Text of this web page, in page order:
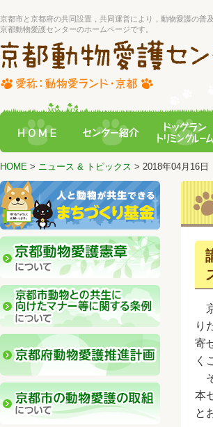
京都市と京都府の共同設置，共同運営により，動物愛護の普
京都動物愛護センターのホームページです。
HOME > ニュース & トピックス > 2018年04月16日
り
寄
く
本
と